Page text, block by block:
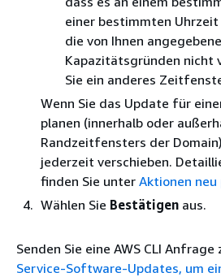
einer bestimmten
die von Ihnen
Kapazitätsgründen nicht
Sie ein anderes
Wenn Sie das Update für
planen (innerhalb oder
Randzeitfensters der
jederzeit verschieben.
finden Sie unter Aktionen neu
Wählen Sie Bestätigen aus.
Senden Sie eine AWS CLI Anfrage
Service-Software-Updates, um